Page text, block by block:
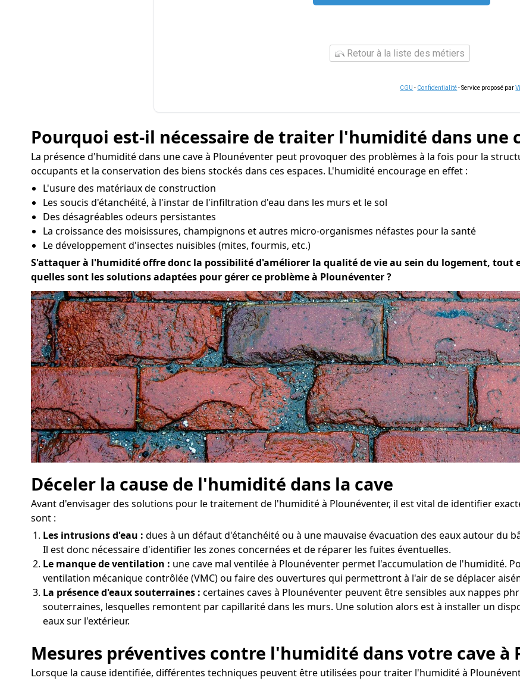
Retour à la liste des métiers
CGU - Confidentialité- Service proposé par
Pourquoi est-il nécessaire de traiter l'humidité dans une
La présence d'humidité dans une cave à Plounéventer peut provoquer des problèmes à la fois pour la
occupants et la conservation des biens stockés dans ces espaces. L'humidité encourage en effet :
L'usure des matériaux de construction
Les soucis d'étanchéité, à l'instar de l'infiltration d'eau dans les murs et le sol
Des désagréables odeurs persistantes
La croissance des moisissures, champignons et autres micro-organismes néfastes pour la santé
Le développement d'insectes nuisibles (mites, fourmis, etc.)
S'attaquer à l'humidité offre donc la possibilité d'améliorer la qualité de vie au sein du logement,
quelles sont les solutions adaptées pour gérer ce problème à Plounéventer ?
Déceler la cause de l'humidité dans la cave
Avant d'envisager des solutions pour le traitement de l'humidité à Plounéventer, il est vital de identifier
sont :
Les intrusions d'eau : dues à un défaut d'étanchéité ou à une mauvaise évacuation des eaux autour du
Il est donc nécessaire d'identifier les zones concernées et de réparer les fuites éventuelles.
Le manque de ventilation : une cave mal ventilée à Plounéventer permet l'accumulation de l'humidité.
ventilation mécanique contrôlée (VMC) ou faire des ouvertures qui permettront à l'air de se déplacer
La présence d'eaux souterraines : certaines caves à Plounéventer peuvent être sensibles aux nappes
souterraines, lesquelles remontent par capillarité dans les murs. Une solution alors est à installer un
eaux sur l'extérieur.
Mesures préventives contre l'humidité dans votre cave à
Lorsque la cause identifiée, différentes techniques peuvent être utilisées pour traiter l'humidité à